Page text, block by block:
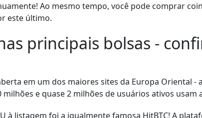
Ao mesmo tempo, você pode comprar
este último.
principais bolsas -
em um dos maiores sites da Europa Oriental
milhões e quase 2 milhões de usuários ativos
à listagem foi a igualmente famosa HitBTC! A